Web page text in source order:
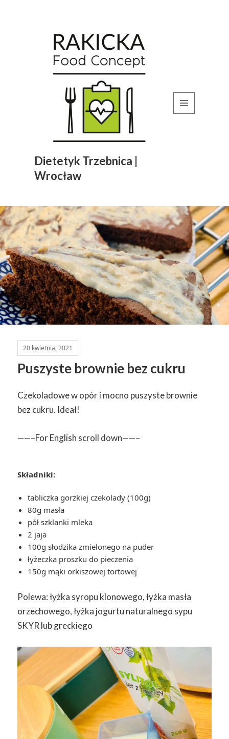
Dietetyk Trzebnica |
Wrocław
20 kwietnia, 2021
Puszyste brownie bez cukru
Czekoladowe w opór i mocno puszyste brownie
bez cukru. Ideał!
——–For English scroll down——–
Składniki:
tabliczka gorzkiej czekolady (100g)
80g masła
pół szklanki mleka
2 jaja
100g słodzika zmielonego na puder
łyżeczka proszku do pieczenia
150g mąki orkiszowej tortowej
Polewa: łyżka syropu klonowego, łyżka masła
orzechowego, łyżka jogurtu naturalnego sypu
SKYR lub greckiego